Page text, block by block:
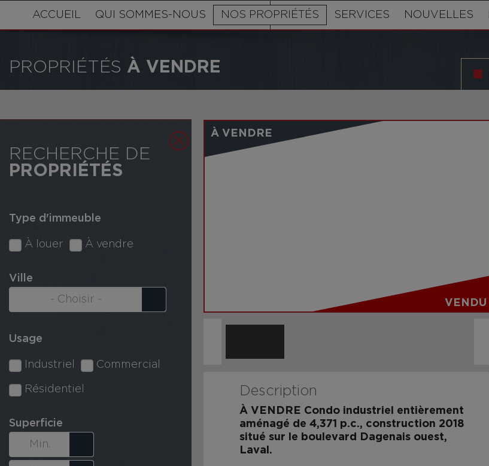
ACCUEIL QUI SOMMES-NOUS NOS PROPRIÉTÉS SERVICES NOUVELLES
PROPRIÉTÉS À VENDRE
RECHERCHE DE
PROPRIÉTÉS
Type d'immeuble
À louer À vendre
Ville
Usage
Industriel Commercial
Résidentiel
Superficie
À VENDRE
VENDU
Description
À VENDRE Condo industriel entièrement
aménagé de 4,371 p.c., construction 2018
situé sur le boulevard Dagenais ouest,
Laval.